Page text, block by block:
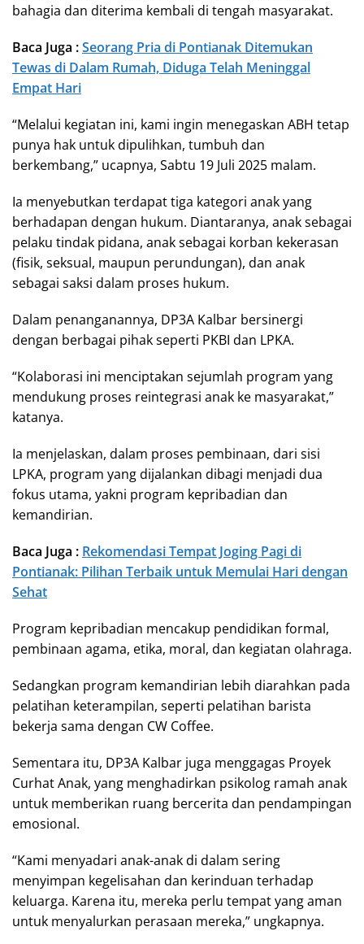
bahagia dan diterima kembali di tengah masyarakat.
Baca Juga :Seorang Pria di Pontianak Ditemukan
Tewas di Dalam Rumah, Diduga Telah Meninggal
Empat Hari
“Melalui kegiatan ini, kami ingin menegaskan ABH tetap
punya hak untuk dipulihkan, tumbuh dan
berkembang,” ucapnya, Sabtu 19 Juli 2025 malam.
Ia menyebutkan terdapat tiga kategori anak yang
berhadapan dengan hukum. Diantaranya, anak sebagai
pelaku tindak pidana, anak sebagai korban kekerasan
(fisik, seksual, maupun perundungan), dan anak
sebagai saksi dalam proses hukum.
Dalam penanganannya, DP3A Kalbar bersinergi
dengan berbagai pihak seperti PKBI dan LPKA.
“Kolaborasi ini menciptakan sejumlah program yang
mendukung proses reintegrasi anak ke masyarakat,”
katanya.
Ia menjelaskan, dalam proses pembinaan, dari sisi
LPKA, program yang dijalankan dibagi menjadi dua
fokus utama, yakni program kepribadian dan
kemandirian.
Baca Juga : Rekomendasi Tempat Joging Pagi di
Pontianak: Pilihan Terbaik untuk Memulai Hari dengan
Sehat
Program kepribadian mencakup pendidikan formal,
pembinaan agama, etika, moral, dan kegiatan olahraga.
Sedangkan program kemandirian lebih diarahkan pada
pelatihan keterampilan, seperti pelatihan barista
bekerja sama dengan CW Coffee.
Sementara itu, DP3A Kalbar juga menggagas Proyek
Curhat Anak, yang menghadirkan psikolog ramah anak
untuk memberikan ruang bercerita dan pendampingan
emosional.
“Kami menyadari anak-anak di dalam sering
menyimpan kegelisahan dan kerinduan terhadap
keluarga. Karena itu, mereka perlu tempat yang aman
untuk menyalurkan perasaan mereka,” ungkapnya.